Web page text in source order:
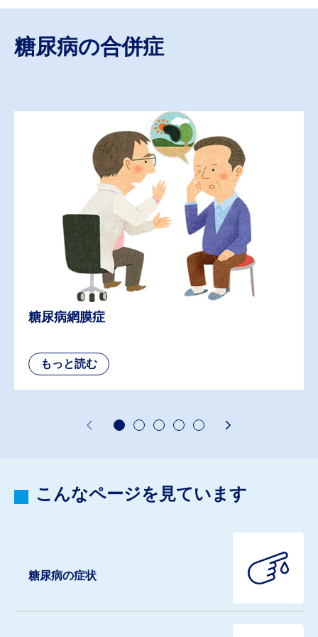
糖尿病の合併症
糖尿病網膜症
こんなページを見ています
糖尿病の症状